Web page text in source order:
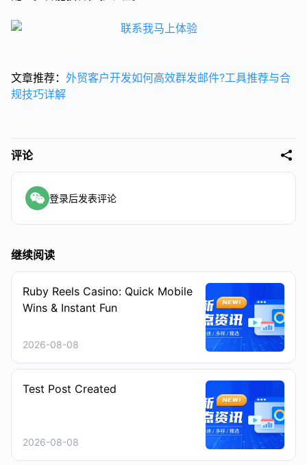
文章推荐： 外贸客户开发如何高效群发邮件?工具推荐与合
规技巧详解
评论
登录后发表评论
继续阅读
Ruby Reels Casino: Quick Mobile
Wins & Instant Fun
2026-08-08
Test Post Created
2026-08-08